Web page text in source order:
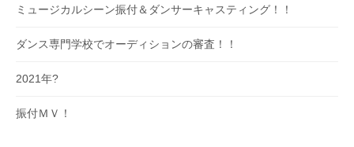
ミュージカルシーン振付＆ダンサーキャスティング！！
ダンス専門学校でオーディションの審査！！
2021年?
振付ＭＶ！